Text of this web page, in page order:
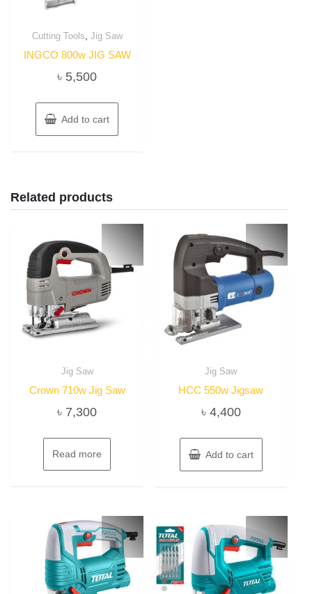
Cutting Tools, Jig Saw
INGCO 800w JIG SAW
৳ 5,500
Add to cart
Related products
Jig Saw
Crown 710w Jig Saw
৳ 7,300
Read more
Jig Saw
HCC 550w Jigsaw
৳ 4,400
Add to cart